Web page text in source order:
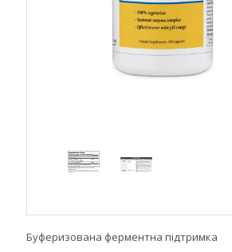
Буферизована ферментна підтримка